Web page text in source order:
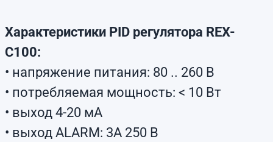
Характеристики PID регулятора REX-
C100:
• напряжение питания: 80 .. 260 В
• потребляемая мощность: < 10 Вт
• выход 4-20 мА
• выход ALARM: 3А 250 В